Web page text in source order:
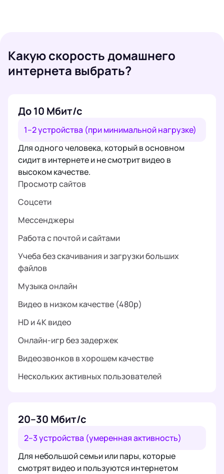
Какую скорость домашнего
интернета выбрать?
До 10 Мбит/с
1–2 устройства (при минимальной нагрузке)
Для одного человека, который в основном
сидит в интернете и не смотрит видео в
высоком качестве.
Просмотр сайтов
Соцсети
Мессенджеры
Работа с почтой и сайтами
Учеба без скачивания и загрузки больших
файлов
Музыка онлайн
Видео в низком качестве (480p)
HD и 4K видео
Онлайн-игр без задержек
Видеозвонков в хорошем качестве
Нескольких активных пользователей
20–30 Мбит/с
2–3 устройства (умеренная активность)
Для небольшой семьи или пары, которые
смотрят видео и пользуются интернетом